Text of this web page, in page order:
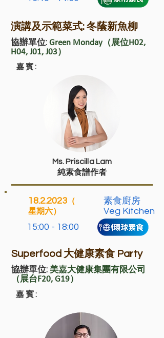
演講及示範菜式: 冬蔭新魚柳
協辦單位: Green Monday（展位H02,
H04, J01, J03）
嘉賓:
Ms. Priscilla Lam
純素食譜作者
18.2.2023 （
星期六）
15:00 - 18:00
素食廚房
Veg Kitchen
Superfood 大健康素食 Party
協辦單位: 美嘉大健康集團有限公司
（展台F20, G19）
嘉賓: